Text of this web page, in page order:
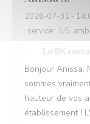
2026-07-31 -
service : 5/5
Le BK
Bonjour Anissa,
sommes
hauteur de vos
établissement !